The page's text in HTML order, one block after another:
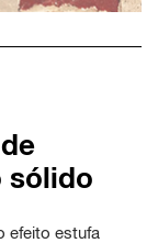
sólido
efeito estufa